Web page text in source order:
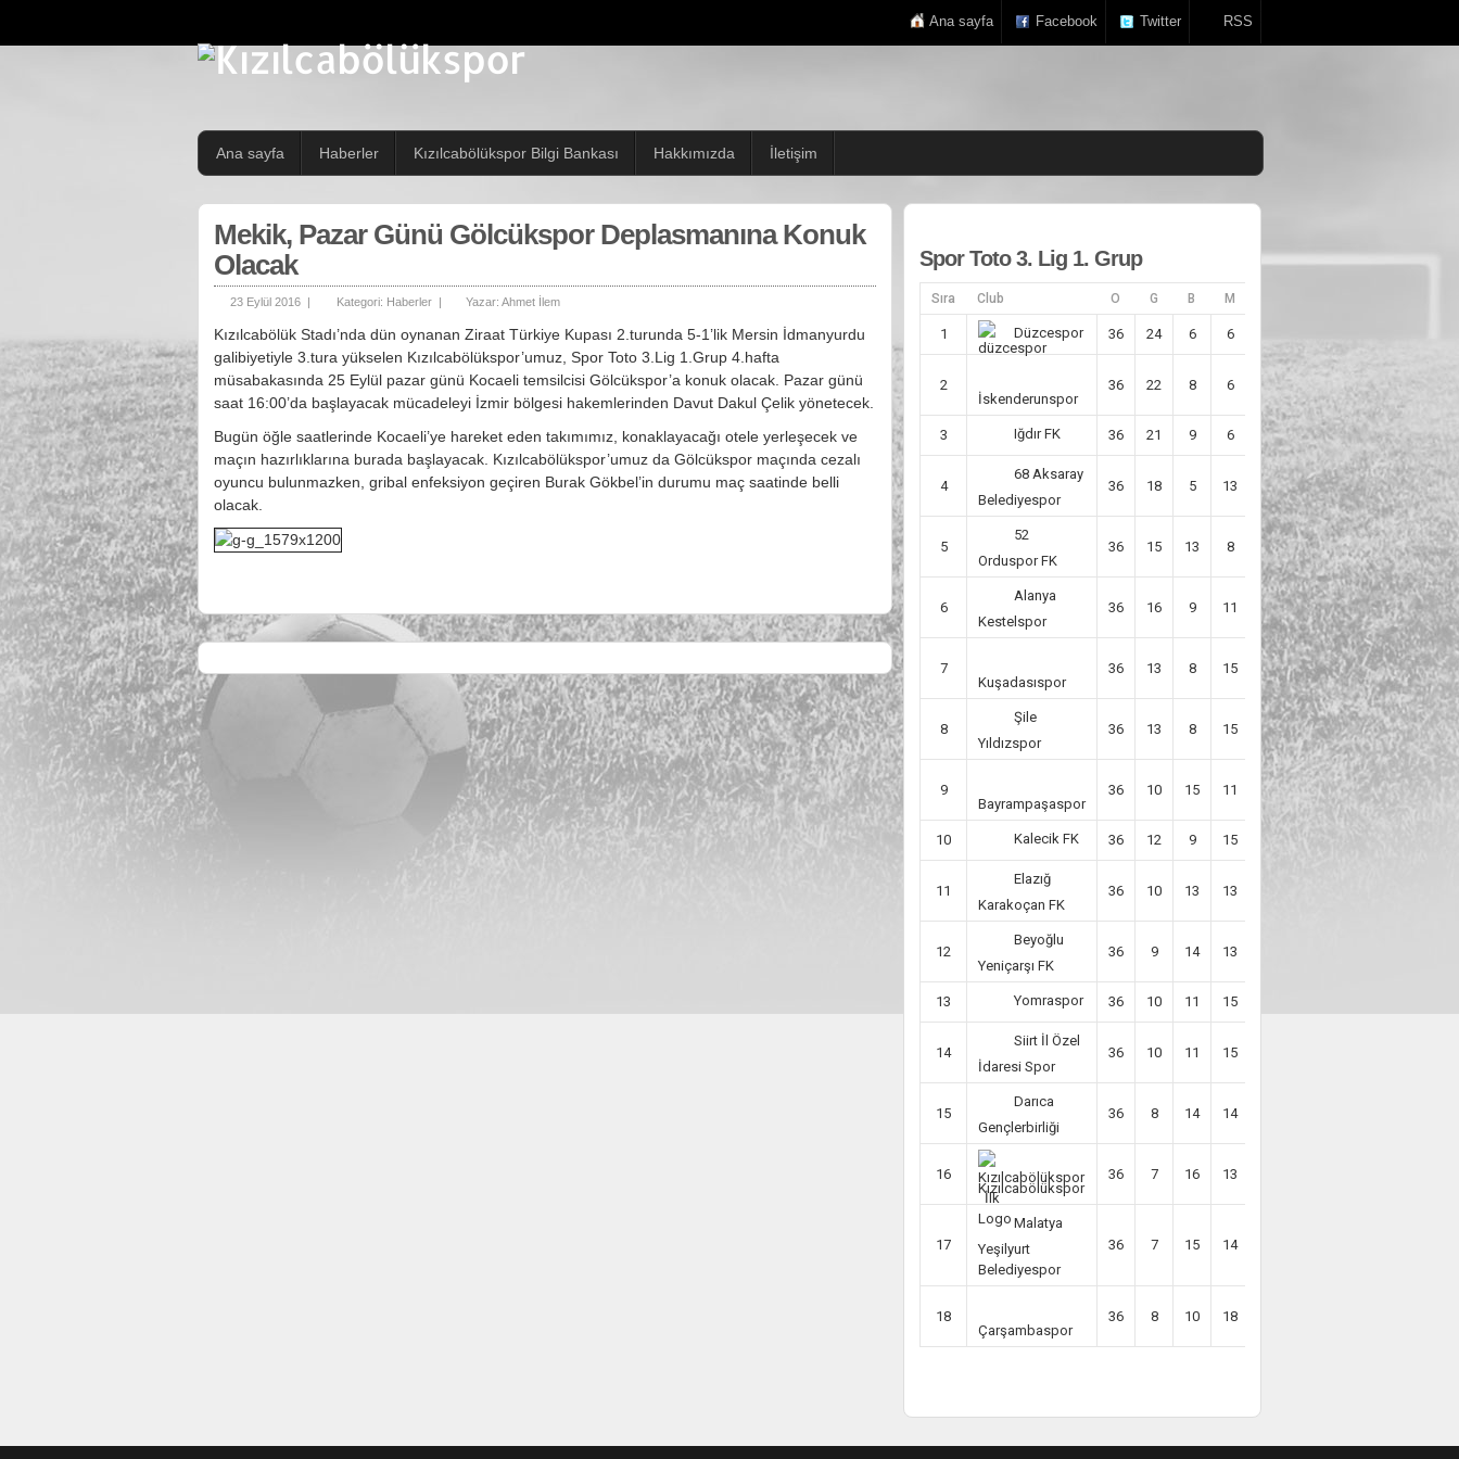
Ana sayfa Facebook Twitter RSS
Ana sayfa Haberler Kızılcabölükspor Bilgi Bankası Hakkımızda İletişim
Mekik, Pazar Günü Gölcükspor Deplasmanına Konuk
Olacak
23 Eylül 2016 | Kategori: Haberler | Yazar: Ahmet İlem
Kızılcabölük Stadı’nda dün oynanan Ziraat Türkiye Kupası 2.turunda 5-1’lik Mersin İdmanyurdu
galibiyetiyle 3.tura yükselen Kızılcabölükspor’umuz, Spor Toto 3.Lig 1.Grup 4.hafta
müsabakasında 25 Eylül pazar günü Kocaeli temsilcisi Gölcükspor’a konuk olacak. Pazar günü
saat 16:00’da başlayacak mücadeleyi İzmir bölgesi hakemlerinden Davut Dakul Çelik yönetecek.
Bugün öğle saatlerinde Kocaeli’ye hareket eden takımımız, konaklayacağı otele yerleşecek ve
maçın hazırlıklarına burada başlayacak. Kızılcabölükspor’umuz da Gölcükspor maçında cezalı
oyuncu bulunmazken, gribal enfeksiyon geçiren Burak Gökbel’in durumu maç saatinde belli
olacak.
Spor Toto 3. Lig 1. Grup
Sıra Club O G B M
1 Düzcespor 36 24 6 6
2
İskenderunspor
36 22 8 6 41
3 Iğdır FK 36 21 9 6 25 72
4
68 Aksaray
Belediyespor
36 18 5 13 6 59
5
52
Orduspor FK
36 15 13 8 7 58
6
Alanya
Kestelspor
36 16 9 11 12 57
7
Kuşadasıspor
36 13 8 15 -7 47
8
Şile
Yıldızspor
36 13 8 15 -7 47
9
Bayrampaşaspor
36 10 15 11 8 45
10 Kalecik FK 36 12 9 15 45
11
Elazığ
Karakoçan FK
36 10 13 13
12
Beyoğlu
Yeniçarşı FK
36 9 14 13
13 Yomraspor 36 10 11 15
14
Siirt İl Özel
İdaresi Spor
36 10 11 15
15
Darıca
Gençlerbirliği
36 8 14 14
16
Kızılcabölükspor
36 7 16 13
17
Malatya
Yeşilyurt
Belediyespor
36 7 15 14
18
Çarşambaspor
36 8 10 18